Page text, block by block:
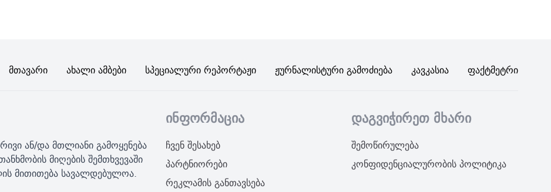
Მთავარი Ახალი Ამბები Სპეციალური Რეპორტაჟი Ჟურნალისტური Გამოძიება Კავკასია Ფაქტმეტრი
ან/და მთლიანი გამოყენება
მიღების შემთხვევაში
მითითება სავალდებულოა.
ინფორმაცია
ჩვენ შესახებ
პარტნიორები
რეკლამის განთავსება
დაგვიჭირეთ მხარი
შემოწირულება
კონფიდენციალურობის პოლიტიკა